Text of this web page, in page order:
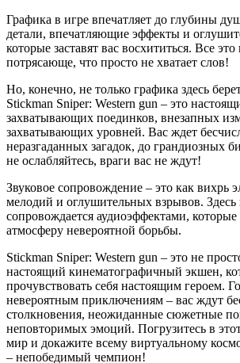
Графика в игре впечатляет до глубины
детали, впечатляющие эффекты и
которые заставят вас восхититься. Все
потрясающе, что просто не хватает слов!
Но, конечно, не только графика здесь
Stickman Sniper: Western gun – это
захватывающих поединков, внезапных
захватывающих уровней. Вас ждет
неразгаданных загадок, до грандиозных
не ослабляйтесь, враги вас не ждут!
Звуковое сопровождение – это как вихрь
мелодий и оглушительных взрывов.
сопровождается аудиоэффектами,
атмосферу невероятной борьбы.
Stickman Sniper: Western gun – это не
настоящий кинематографичный экшен,
прочувствовать себя настоящим героем.
невероятным приключениям – вас ждут
столкновения, неожиданные сюжетные
неповторимых эмоций. Погрузитесь в
мир и докажите всему виртуальному
– непобедимый чемпион!